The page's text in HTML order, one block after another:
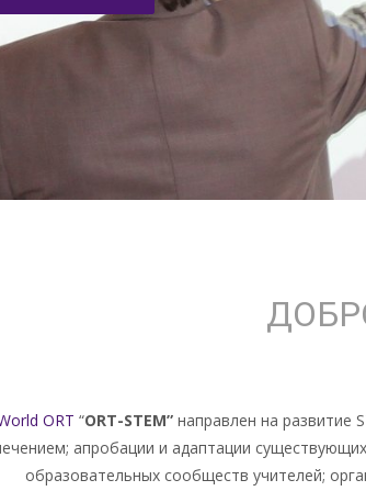
ORT “ORT-STEM”направлен на развитие
апробации и адаптации
образовательных сообществ учителей;